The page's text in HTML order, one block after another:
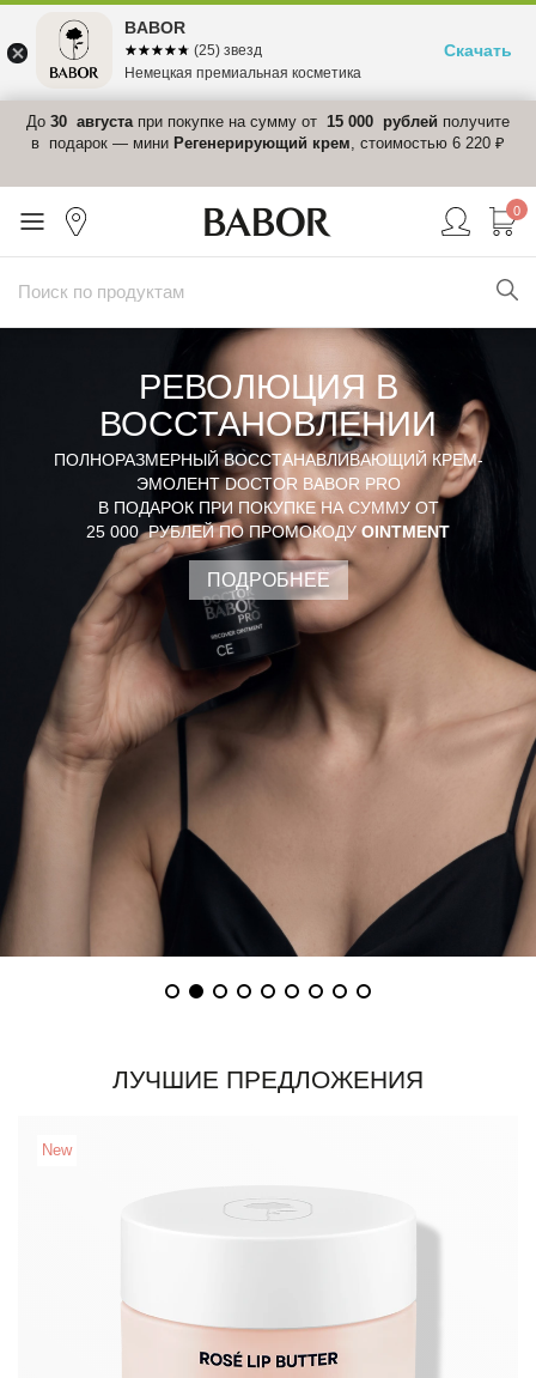
До 30 августапри покупке на сумму от 15 000 рублей получите
в подарок — мини Регенерирующий крем, стоимостью 6 220 ₽
0
РЕВОЛЮЦИЯ В
ВОССТАНОВЛЕНИИ
ПОЛНОРАЗМЕРНЫЙ ВОССТАНАВЛИВАЮЩИЙ КРЕМ-
ЭМОЛЕНТ DOCTOR BABOR PRO
В ПОДАРОК ПРИ ПОКУПКЕ НА СУММУ ОТ
25 000 РУБЛЕЙ ПО ПРОМОКОДУ OINTMENT
ПОДРОБНЕЕ
ЛУЧШИЕ ПРЕДЛОЖЕНИЯ
New
BABOR
☆☆☆☆☆
★★★★★ (25) звезд
Немецкая премиальная косметика
Скачать